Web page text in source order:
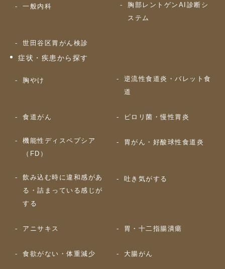
一般内科
胸部レントゲンAI診断シ
ステム
世田谷区胃がん検診
症状・疾患から探す
胸やけ
逆流性食道炎・バレット食
道
食道がん ピロリ菌・慢性胃炎
機能性ディスペプシア
（FD）
胃がん・好酸球性食道炎
飲み込む時に違和感があ
る・詰まっている感じが
する
吐き気がする
アニサキス 胃・十二指腸潰瘍
食欲がない・体重減少 大腸がん